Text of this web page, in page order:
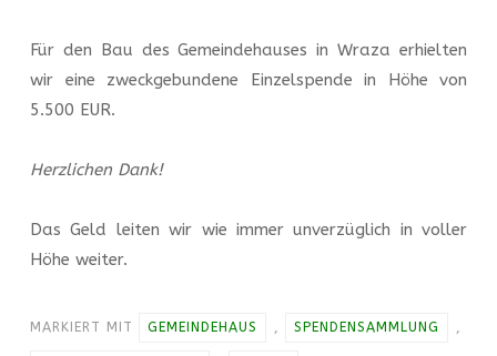
Für den Bau des Gemeindehauses in Wraza erhielten
wir eine zweckgebundene Einzelspende in Höhe von
5.500 EUR.
Herzlichen Dank!
Das Geld leiten wir wie immer unverzüglich in voller
Höhe weiter.
MARKIERT MIT GEMEINDEHAUS , SPENDENSAMMLUNG ,